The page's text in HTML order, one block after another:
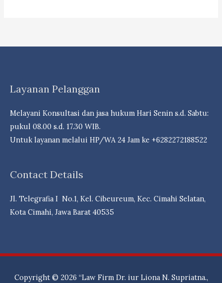
Pimpinan
Perhimpunan
Indonesia
(PERADI)
Seluruh
Layanan Pelanggan
Melayani Konsultasi dan jasa hukum Hari Senin s.d. Sabtu:
pukul 08.00 s.d. 17.30 WIB.
Untuk layanan melalui HP/WA 24 Jam ke +6282272188522
Contact Details
Jl. Telegrafia I No.1, Kel. Cibeureum, Kec. Cimahi Selatan,
Kota Cimahi, Jawa Barat 40535
Copyright © 2026 “Law Firm Dr. iur Liona N. Supriatna.,